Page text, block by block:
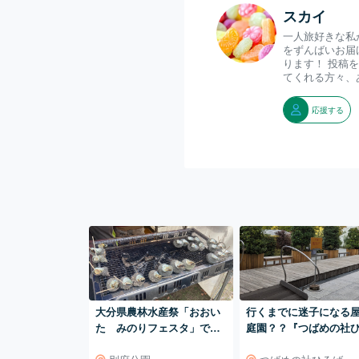
スカイ
一人旅好きな
をずんばいお
ります！ 投稿
てくれる方々
応援する
大分県農林水産祭「おおい
た みのりフェスタ」で大
行くまでに迷子になる
庭園？？『つばめの社